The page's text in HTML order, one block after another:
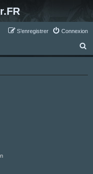
Connexion
S’enregistrer
e